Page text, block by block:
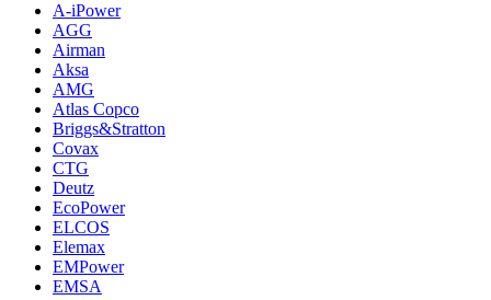
A-iPower
AGG
Airman
Aksa
AMG
Atlas Copco
Briggs&Stratton
Covax
CTG
Deutz
EcoPower
ELCOS
Elemax
EMPower
EMSA